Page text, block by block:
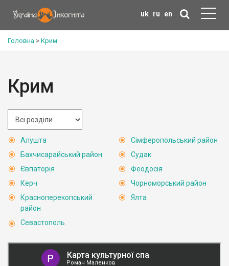
uk ru en
Головна > Крим
Крим
Алушта
Бахчисарайський район
Євпаторія
Керч
Красноперекопський
район
Севастополь
Сімферопольський район
Судак
Феодосія
Чорноморський район
Ялта